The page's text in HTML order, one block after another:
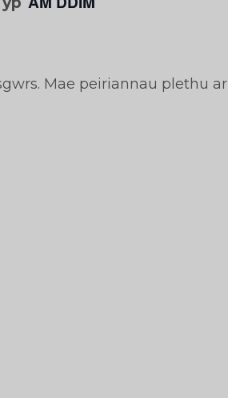
Mae peiriannau plethu ar